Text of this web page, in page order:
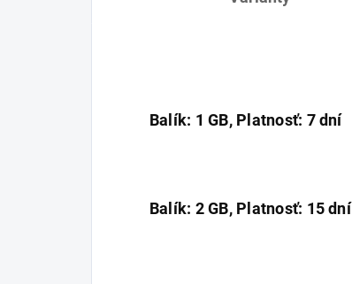
Balík: 1 GB, Platnosť: 7 dní
Balík: 2 GB, Platnosť: 15 dní